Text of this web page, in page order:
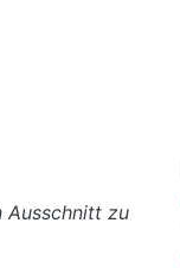
Ausschnitt zu